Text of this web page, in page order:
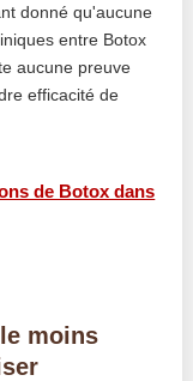
donné qu'aucune
entre Botox
aucune preuve
efficacité de
de Botox dans
moins